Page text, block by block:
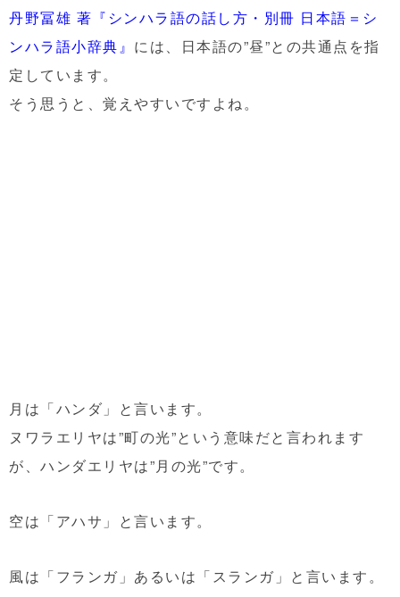
丹野冨雄 著『シンハラ語の話し方・別冊 日本語＝シ
ンハラ語小辞典』 には、日本語の”昼”との共通点を指
定しています。
そう思うと、覚えやすいですよね。
月は「ハンダ」と言います。
ヌワラエリヤは”町の光”という意味だと言われます
が、ハンダエリヤは”月の光”です。
空は「アハサ」と言います。
風は「フランガ」あるいは「スランガ」と言います。